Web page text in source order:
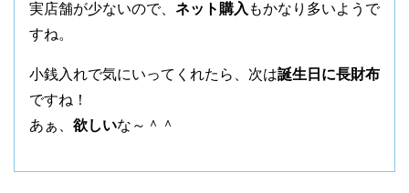
実店舗が少ないので、 ネット購入 もかなり多いようで
すね。
小銭入れで気にいってくれたら、次は誕生日に長財布
ですね！
あぁ、 欲しいな～＾＾